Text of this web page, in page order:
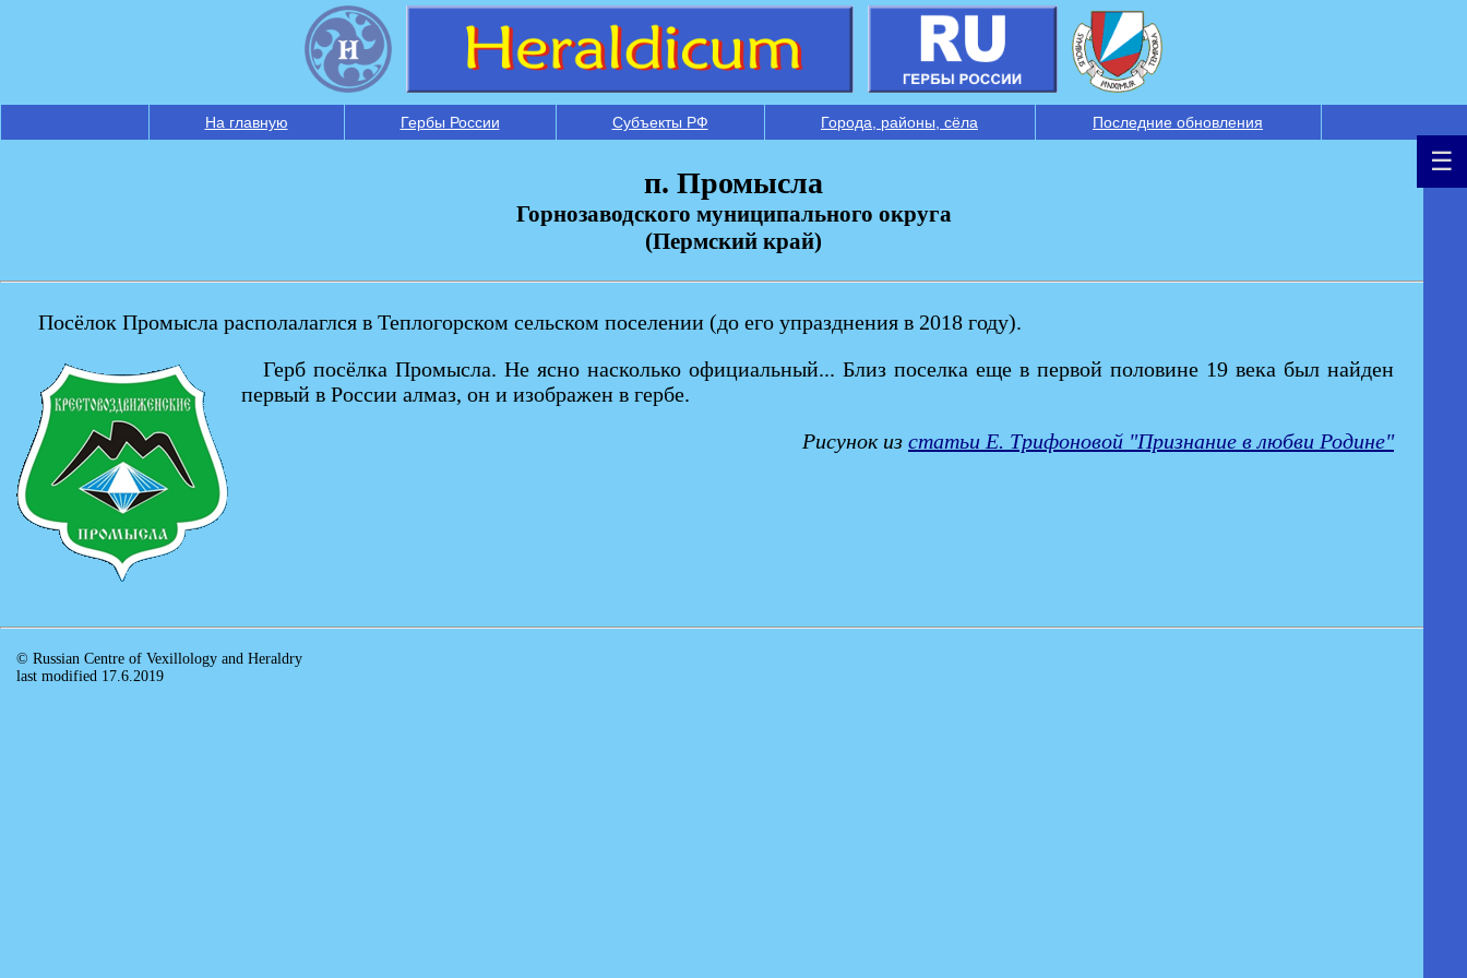
На главную Гербы России Субъекты РФ Города, районы, сёла Последние обновления
п. Промысла
Горнозаводского муниципального округа
(Пермский край)
Посёлок Промысла располалаглся в Теплогорском сельском поселении (до его упразднения в 2018 году).
Герб посёлка Промысла. Не ясно насколько официальный... Близ поселка еще в первой половине 19 века был найден
первый в России алмаз, он и изображен в гербе.
Рисунок из статьи Е. Трифоновой "Признание в любви Родине"
© Russian Centre of Vexillology and Heraldry
last modified 17.6.2019